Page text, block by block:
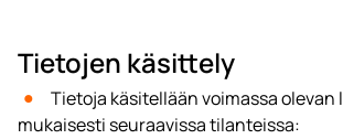
Tietojen käsittely
Tietoja käsitellään voimassa olevan
mukaisesti seuraavissa tilanteissa: